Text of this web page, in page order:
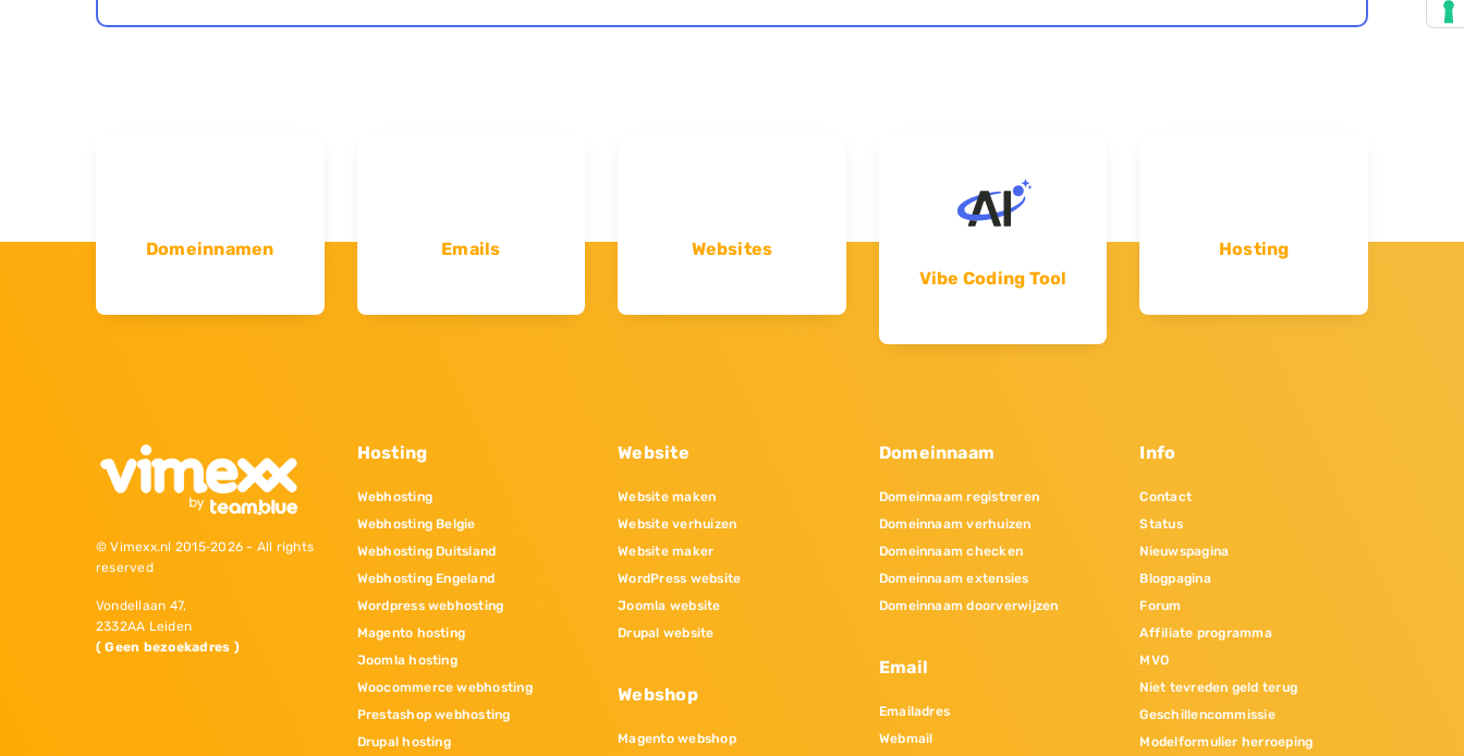
Domeinnamen Emails
Websites
Vibe Coding Tool
Hosting
© Vimexx.nl 2015‐2026 - All rights
reserved
Vondellaan 47,
2332AA Leiden
( Geen bezoekadres )
Hosting
Webhosting
Webhosting Belgie
Webhosting Duitsland
Webhosting Engeland
Wordpress webhosting
Magento hosting
Joomla hosting
Woocommerce webhosting
Prestashop webhosting
Drupal hosting
Website
Website maken
Website verhuizen
Website maker
WordPress website
Joomla website
Drupal website
Webshop
Magento webshop
Domeinnaam
Domeinnaam registreren
Domeinnaam verhuizen
Domeinnaam checken
Domeinnaam extensies
Domeinnaam doorverwijzen
Email
Emailadres
Webmail
Info
Contact
Status
Nieuwspagina
Blogpagina
Forum
Affiliate programma
MVO
Niet tevreden geld terug
Geschillencommissie
Modelformulier herroeping